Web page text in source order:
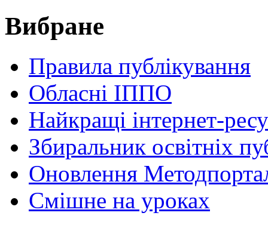
Вибране
Правила публікування
Обласні ІППО
Найкращі інтернет-
Збиральник освітніх
Оновлення
Cмішне на уроках